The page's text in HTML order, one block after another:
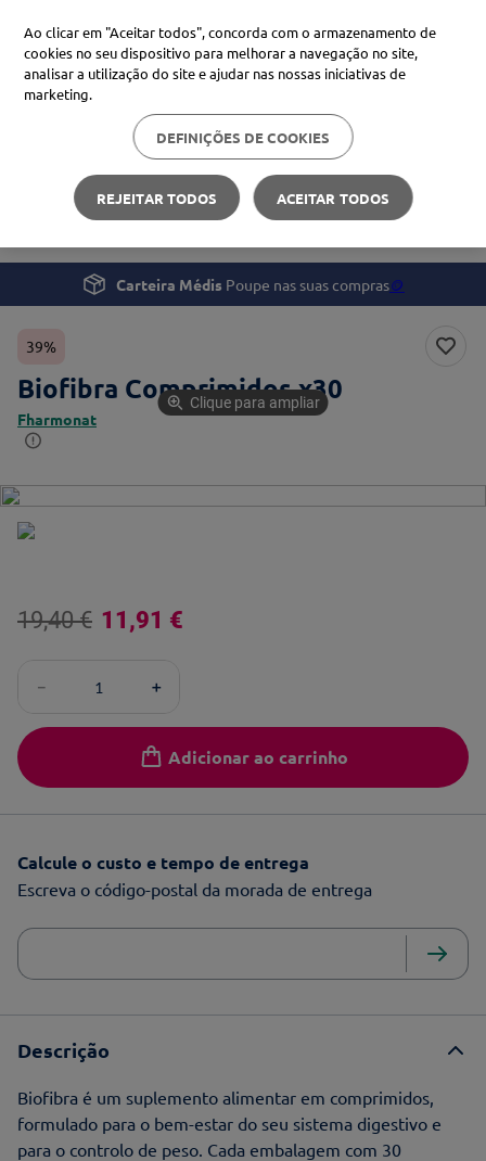
Procure no Marketplace Médis
Pesquisas mais comuns
xiaomi
4º cerave
Bem-estar
Suplementos e Vitaminas
Biofibra Comprimidos x30
Carteira Médis Poupe nas suas compras🪙
39%
Biofibra Comprimidos x30
Fharmonat
Clique para ampliar
19,40 € 11 ,91 €
＋
－
Adicionar ao carrinho
Calcule o custo e tempo de entrega
Escreva o código-postal da morada de entrega
Descrição
Biofibra é um suplemento alimentar em comprimidos,
formulado para o bem-estar do seu sistema digestivo e
para o controlo de peso. Cada embalagem com 30
Ao clicar em "Aceitar todos", concorda com o armazenamento de
cookies no seu dispositivo para melhorar a navegação no site,
analisar a utilização do site e ajudar nas nossas iniciativas de
marketing.
DEFINIÇÕES DE COOKIES
REJEITAR TODOS ACEITAR TODOS